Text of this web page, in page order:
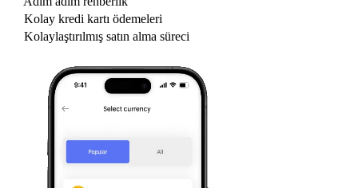
Kolay kredi kartı ödemeleri
Kolaylaştırılmış satın alma süreci